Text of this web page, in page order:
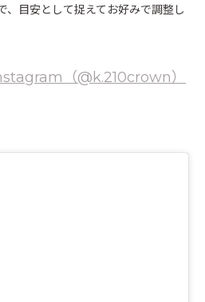
、目安として捉えてお好みで調整し
（@k.210crown）